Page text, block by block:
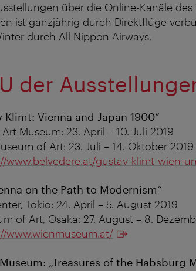
über die Online-Kanäle
ist ganzjährig durch Direktflüge
durch All Nippon Airways.
der
Klimt: Vienna and Japan 1900“
Museum: 23. April – 10. Juli 2019
of Art: 23. Juli – 14. Oktober 2019
www.belvedere.at/gustav-klimt-wien-
on the Path to Modernism“
Tokio: 24. April – 5. August 2019
of Art, Osaka: 27. August – 8.
www.wienmuseum.at/
„Treasures of the Habsburg